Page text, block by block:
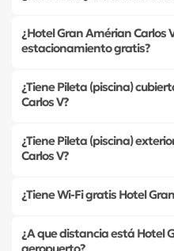
¿Hotel Gran Amérian Carlos
estacionamiento gratis?
¿Tiene Pileta (piscina)
Carlos V?
¿Tiene Pileta (piscina)
Carlos V?
¿Tiene Wi-Fi gratis Hotel
¿A que distancia está Hotel
aeropuerto?